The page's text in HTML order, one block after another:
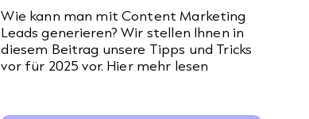
Wie kann man mit Content Marketing
Leads generieren? Wir stellen Ihnen in
diesem Beitrag unsere Tipps und Tricks
vor für 2025 vor. Hier mehr lesen